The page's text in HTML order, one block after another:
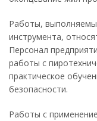
Работы,
инструмента,
Персонал
работы с
практическое
безопасности.
Работы с